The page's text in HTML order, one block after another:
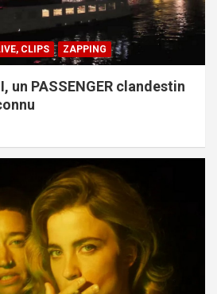
CLIPS ZAPPING
un PASSENGER clandestin